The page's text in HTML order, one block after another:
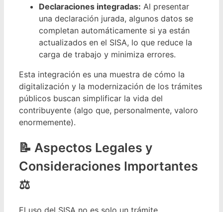
Declaraciones integradas: Al presentar
una declaración jurada, algunos datos se
completan automáticamente si ya están
actualizados en el SISA, lo que reduce la
carga de trabajo y minimiza errores.
Esta integración es una muestra de cómo la
digitalización y la modernización de los trámites
públicos buscan simplificar la vida del
contribuyente (algo que, personalmente, valoro
enormemente).
Aspectos Legales y
Consideraciones Importantes
⚖️